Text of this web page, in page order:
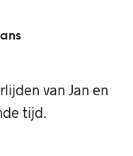
van Jan en
tijd.